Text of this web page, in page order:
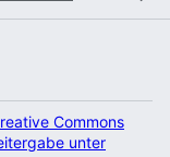
Commons
unter